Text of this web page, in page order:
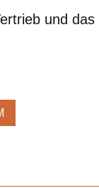
und das